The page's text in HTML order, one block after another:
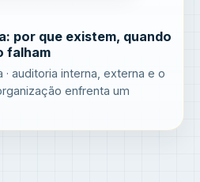
por que existem, quando
falham
auditoria interna, externa e o
enfrenta um